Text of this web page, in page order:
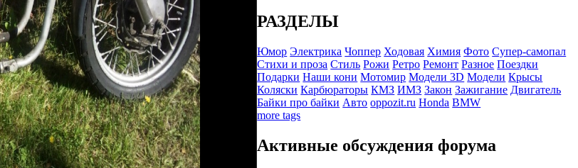
РАЗДЕЛЫ
Юмор Электрика Чоппер Ходовая Химия Фото Супер-самопал
Стихи и проза Стиль Рожи Ретро Ремонт Разное Поездки
Подарки Наши кони Мотомир Модели 3D Модели Крысы
Коляски Карбюраторы КМЗ ИМЗ Закон Зажигание Двигатель
Байки про байки Авто oppozit.ru Honda BMW
more tags
Активные обсуждения форума